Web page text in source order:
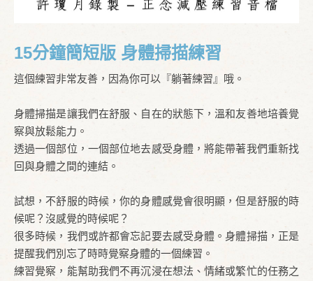
15分鐘簡短版 身體掃描練習
這個練習非常友善，因為你可以『躺著練習』哦。
身體掃描是讓我們在舒服、自在的狀態下，溫和友善地培養覺
察與放鬆能力。
透過一個部位，一個部位地去感受身體，將能帶著我們重新找
回與身體之間的連結。
試想，不舒服的時候，你的身體感覺會很明顯，但是舒服的時
候呢？沒感覺的時候呢？
很多時候，我們或許都會忘記要去感受身體。身體掃描，正是
提醒我們別忘了時時覺察身體的一個練習。
練習覺察，能幫助我們不再沉浸在想法、情緒或繁忙的任務之